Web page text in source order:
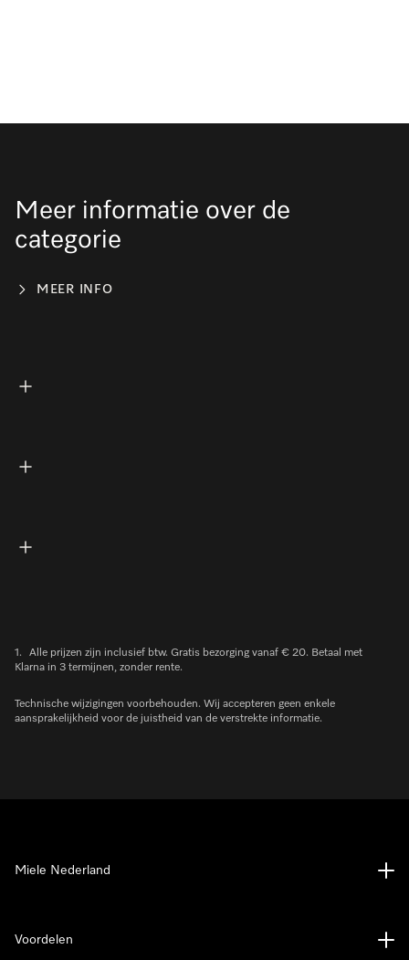
Meer informatie over de
categorie
MEER INFO
1.
Alle prijzen zijn inclusief btw. Gratis bezorging vanaf € 20. Betaal met
Klarna in 3 termijnen, zonder rente.
Technische wijzigingen voorbehouden. Wij accepteren geen enkele
aansprakelijkheid voor de juistheid van de verstrekte informatie.
Miele Nederland
Voordelen